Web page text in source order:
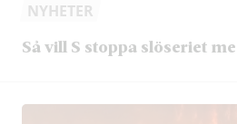
NYHETER
Så vill S stoppa slöseriet